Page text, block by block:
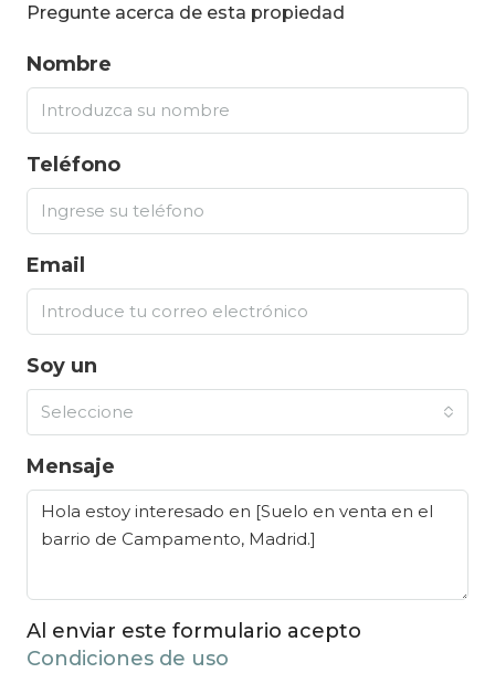
Pregunte acerca de esta propiedad
Nombre
Teléfono
Email
Soy un
Seleccione
Mensaje
Al enviar este formulario acepto
Condiciones de uso